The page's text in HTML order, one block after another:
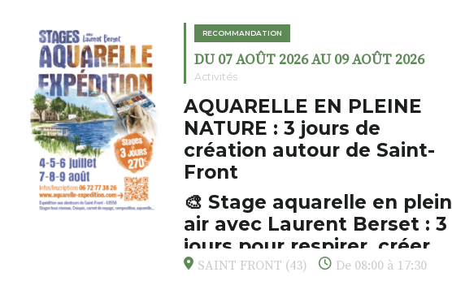
RECOMMANDATION
DU 07 AOÛT 2026 AU 09 AOÛT 2026
Activités
AQUARELLE EN PLEINE
NATURE : 3 jours de
création autour de Saint-
Front
🎨 Stage aquarelle en plein
air avec Laurent Berset : 3
jours pour respirer, créer,
s’émerveiller
SAINT FRONT (43) De 08:00 à 17:30